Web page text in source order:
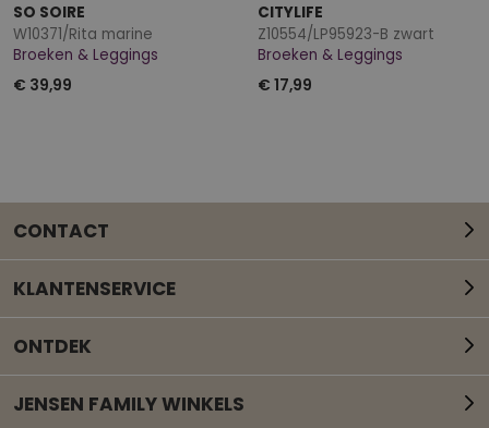
SO SOIRE
W10371/Rita marine
Broeken & Leggings
€ 39,99
CITYLIFE
Z10554/LP95923-B zwart
Broeken & Leggings
€ 17,99
CONTACT
Mail onze klantenservice
KLANTENSERVICE
ONTDEK
JENSEN FAMILY WINKELS